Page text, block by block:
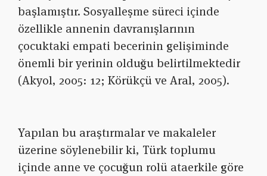
başlamıştır. Sosyalleşme süreci içinde
özellikle annenin davranışlarının
çocuktaki empati becerinin gelişiminde
önemli bir yerinin olduğu belirtilmektedir
(Akyol, 2005: 12; Körükçü ve Aral, 2005).
Yapılan bu araştırmalar ve makaleler
üzerine söylenebilir ki, Türk toplumu
içinde anne ve çocuğun rolü ataerkile göre